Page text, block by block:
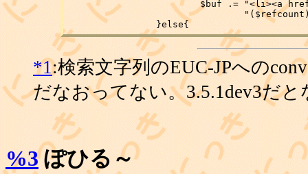
}else{
*1:検索文字列のEUC-JPへの
だなおってない。3.5.1dev3だ
%3ぽひる～